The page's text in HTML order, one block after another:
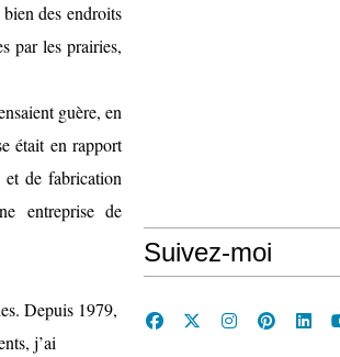
des endroits
par les prairies,
guère, en
était en rapport
et de fabrication
entreprise de
Depuis 1979,
j’ai
Suivez-moi